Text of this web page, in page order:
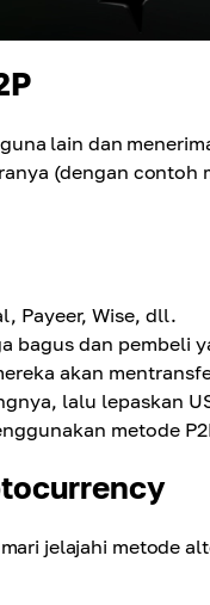
lain dan
(dengan contoh
Payeer, Wise, dll.
bagus dan pembeli
akan
lalu lepaskan
metode
jelajahi metode